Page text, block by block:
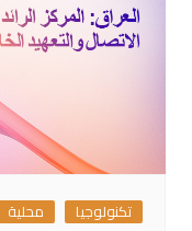
تكنولوجيا محلية